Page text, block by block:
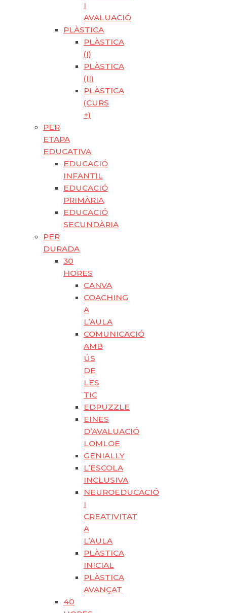
I
AVALUACIÓ
PLÀSTICA
PLÀSTICA
(I)
PLÀSTICA
(II)
PLÀSTICA
(CURS
+)
PER
ETAPA
EDUCATIVA
EDUCACIÓ
INFANTIL
EDUCACIÓ
PRIMÀRIA
EDUCACIÓ
SECUNDÀRIA
PER
DURADA
30
HORES
CANVA
COACHING
A
L’AULA
COMUNICACIÓ
AMB
ÚS
DE
LES
TIC
EDPUZZLE
EINES
D’AVALUACIÓ
LOMLOE
GENIALLY
L’ESCOLA
INCLUSIVA
NEUROEDUCACIÓ
I
CREATIVITAT
A
L’AULA
PLÀSTICA
INICIAL
PLÀSTICA
AVANÇAT
40